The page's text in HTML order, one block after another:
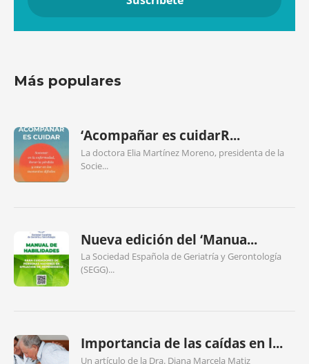
Más populares
‘Acompañar es cuidarR...
La doctora Elia Martínez Moreno, presidenta de la
Socie...
Nueva edición del ‘Manua...
La Sociedad Española de Geriatría y Gerontología
(SEGG)...
Importancia de las caídas en l...
Un artículo de la Dra. Diana Marcela Matiz